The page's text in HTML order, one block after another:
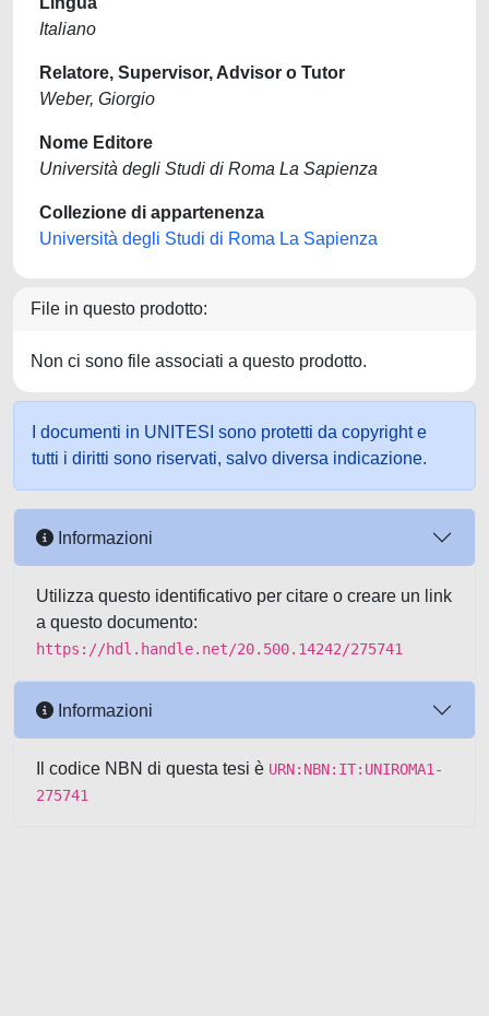
Italiano
Relatore, Supervisor, Advisor o Tutor
Weber, Giorgio
Nome Editore
Università degli Studi di Roma La Sapienza
Collezione di appartenenza
Università degli Studi di Roma La Sapienza
File in questo prodotto:
Non ci sono file associati a questo prodotto.
I documenti in UNITESI sono protetti da copyright e
tutti i diritti sono riservati, salvo diversa indicazione.
Informazioni
Utilizza questo identificativo per citare o creare un link
a questo documento:
https://hdl.handle.net/20.500.14242/275741
Informazioni
Il codice NBN di questa tesi è URN:NBN:IT:UNIROMA1-
275741